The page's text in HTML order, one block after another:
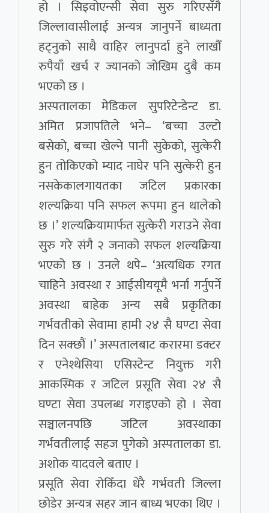
हो । सिइवोएन्सी सेवा सुरु गरिएसँगै
जिल्लावासीलाई अन्यत्र जानुपर्ने बाध्यता
हट्नुको साथै वाहिर लानुपर्दा हुने लाखौँ
रुपैयाँ खर्च र ज्यानको जोखिम दुबै कम
भएको छ ।
अस्पतालका मेडिकल सुपरिटेन्डेन्ट डा.
अमित प्रजापतिले भने– ‘बच्चा उल्टो
बसेको, बच्चा खेल्ने पानी सुकेको, सुत्केरी
हुन तोकिएको म्याद नाघेर पनि सुत्केरी हुन
नसकेकालगायतका जटिल प्रकारका
शल्यक्रिया पनि सफल रूपमा हुन थालेको
छ ।’ शल्यक्रियामार्फत सुत्केरी गराउने सेवा
सुरु गरे संगै २ जनाको सफल शल्यक्रिया
भएको छ । उनले थपे– ‘अत्यधिक रगत
चाहिने अवस्था र आईसीययूमै भर्ना गर्नुपर्ने
अवस्था बाहेक अन्य सबै प्रकृतिका
गर्भवतीको सेवामा हामी २४ सै घण्टा सेवा
दिन सक्छौं ।’ अस्पतालबाट करारमा डक्टर
र एनेश्थेसिया एसिस्टेन्ट नियुक्त गरी
आकस्मिक र जटिल प्रसूति सेवा २४ सै
घण्टा सेवा उपलब्ध गराइएको हो । सेवा
सञ्चालनपछि जटिल अवस्थाका
गर्भवतीलाई सहज पुगेको अस्पतालका डा.
अशोक यादवले बताए ।
प्रसूति सेवा रोकिँदा धेरै गर्भवती जिल्ला
छोडेर अन्यत्र सहर जान बाध्य भएका थिए ।